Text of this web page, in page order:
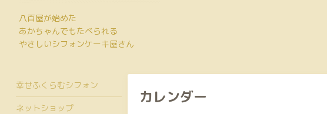
八百屋が始めた
あかちゃんでもたべられる
やさしいシフォンケーキ屋さん
カレンダー
幸せふくらむシフォン
ネットショップ